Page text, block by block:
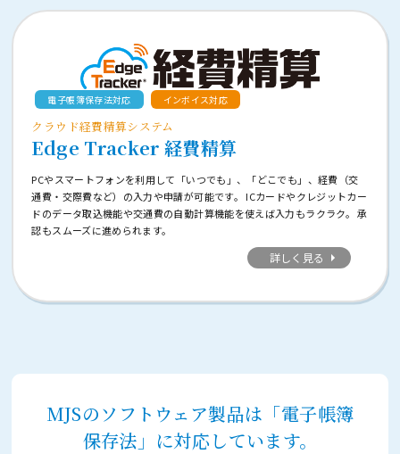
電子帳簿保存法対応 インボイス対応
クラウド経費精算システム
Edge Tracker 経費精算
PCやスマートフォンを利用して「いつでも」、「どこでも」、経費（交
通費・交際費など）の入力や申請が可能です。 ICカードやクレジットカー
ドのデータ取込機能や交通費の自動計算機能を使えば入力もラクラク。 承
認もスムーズに進められます。
詳しく見る
MJSのソフトウェア製品は「電子帳簿
保存法」に対応しています。